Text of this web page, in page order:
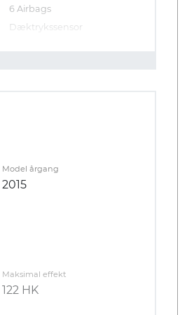
6 Airbags
Dæktrykssensor
Model årgang
2015
Maksimal effekt
122 HK